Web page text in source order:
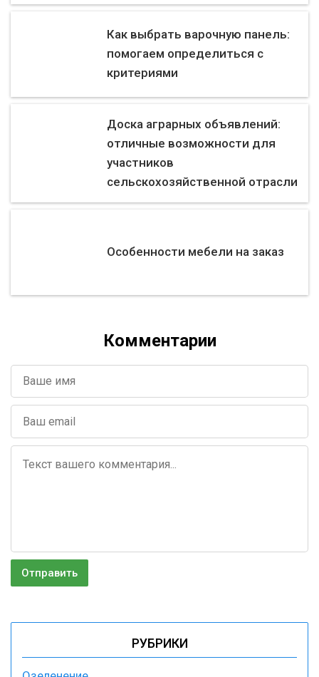
РУБРИКИ
Как выбрать варочную панель:
помогаем определиться с
критериями
Доска аграрных объявлений:
отличные возможности для
участников
сельскохозяйственной отрасли
Особенности мебели на заказ
Комментарии